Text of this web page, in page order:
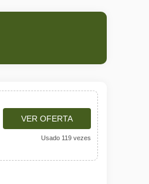
VER OFERTA
Usado 119 vezes